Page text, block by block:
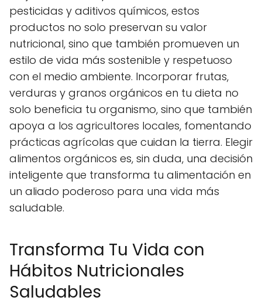
pesticidas y aditivos químicos, estos
productos no solo preservan su valor
nutricional, sino que también promueven un
estilo de vida más sostenible y respetuoso
con el medio ambiente. Incorporar frutas,
verduras y granos orgánicos en tu dieta no
solo beneficia tu organismo, sino que también
apoya a los agricultores locales, fomentando
prácticas agrícolas que cuidan la tierra. Elegir
alimentos orgánicos es, sin duda, una decisión
inteligente que transforma tu alimentación en
un aliado poderoso para una vida más
saludable.
Transforma Tu Vida con
Hábitos Nutricionales
Saludables